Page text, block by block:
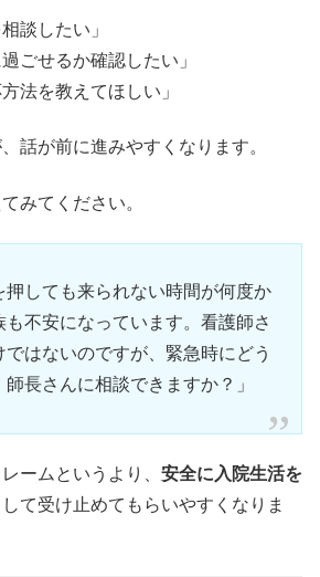
談したい」
ごせるか確認したい」
法を教えてほしい」
話が前に進みやすくなります。
みてください。
押しても来られない時間が何度か
も不安になっています。看護師さ
ではないのですが、緊急時にどう
長さんに相談できますか？」
ームというより、 安全に入院生活を
して受け止めてもらいやすくなりま